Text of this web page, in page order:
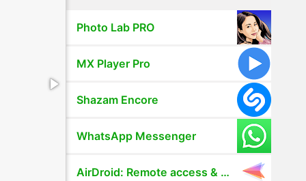
Photo Lab PRO
MX Player Pro
Shazam Encore
WhatsApp Messenger
AirDroid: Remote access & File